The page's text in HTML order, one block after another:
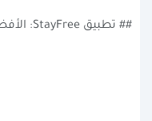
## تطبيق StayFree: الأفضل في تحليل السلوك وتقييده